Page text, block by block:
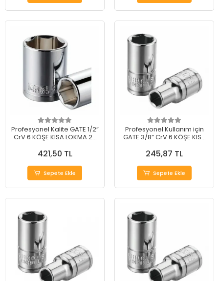
Profesyonel Kalite GATE 1/2”
CrV 6 KÖŞE KISA LOKMA 27
421,50 TL
Sepete Ekle
Profesyonel Kullanım için
GATE 3/8” CrV 6 KÖŞE KISA
245,87 TL
Sepete Ekle